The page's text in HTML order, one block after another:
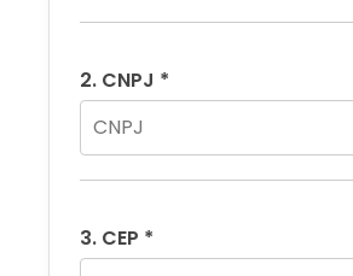
2. CNPJ *
3. CEP *